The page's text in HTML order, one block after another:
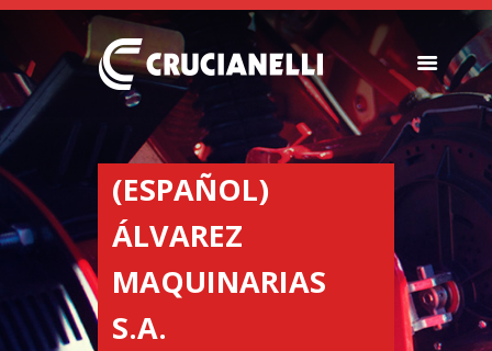
(ESPAÑOL)
ÁLVAREZ
MAQUINARIAS
S.A.
SEEDERS
FERTILIZER
SPREADERS
ABOUT US
DEALERSHIPS
NEWS
COMPANY